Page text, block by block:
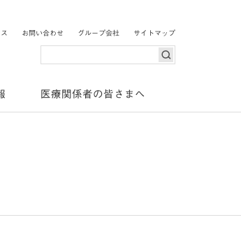
医療関係者の皆さまへ
お問い合わせ グループ会社 サイトマップ